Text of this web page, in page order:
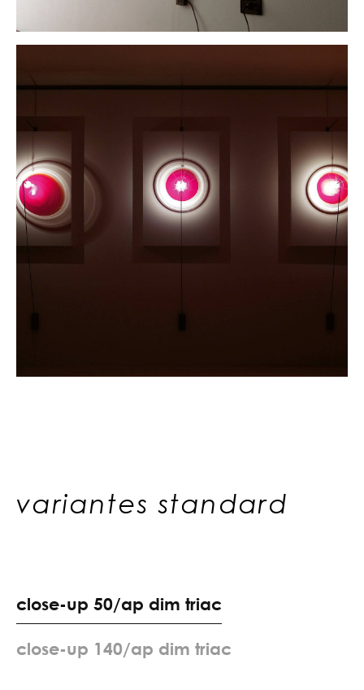
variantes standard
close-up 50/ap dim triac
close-up 140/ap dim triac